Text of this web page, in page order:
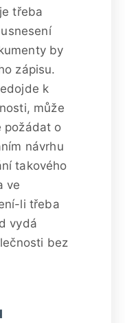
třeba
by
zápisu.
k
může
požádat o
návrhu
takového
ve
li třeba
vydá
bez